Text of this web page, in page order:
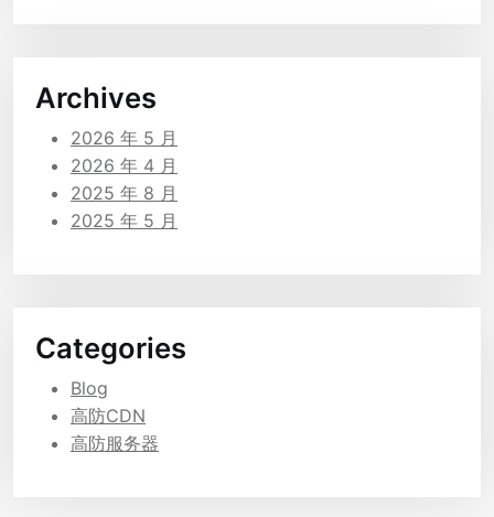
Archives
2026 年 5 月
2026 年 4 月
2025 年 8 月
2025 年 5 月
Categories
Blog
高防CDN
高防服务器